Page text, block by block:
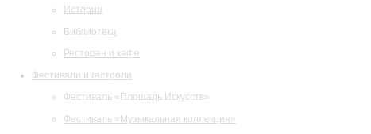
История
Библиотека
Ресторан и кафе
Фестивали и гастроли
Фестиваль «Площадь Искусств»
Фестиваль «Музыкальная коллекция»